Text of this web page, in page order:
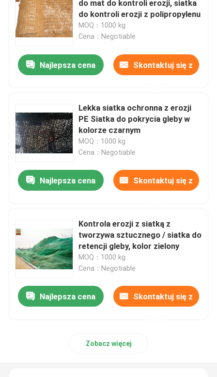
do mat do kontroli erozji, siatka
do kontroli erozji z polipropylenu
MOQ：1000 kg
Cena：Negotiable
Najlepsza cena Skontaktuj się z
Lekka siatka ochronna z erozji
PE Siatka do pokrycia gleby w
kolorze czarnym
MOQ：1000 kg
Cena：Negotiable
Najlepsza cena Skontaktuj się z
Kontrola erozji z siatką z
tworzywa sztucznego / siatka do
retencji gleby, kolor zielony
MOQ：1000 kg
Cena：Negotiable
Najlepsza cena Skontaktuj się z
Zobacz więcej